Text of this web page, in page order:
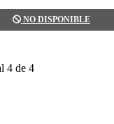
NO DISPONIBLE
4 de 4